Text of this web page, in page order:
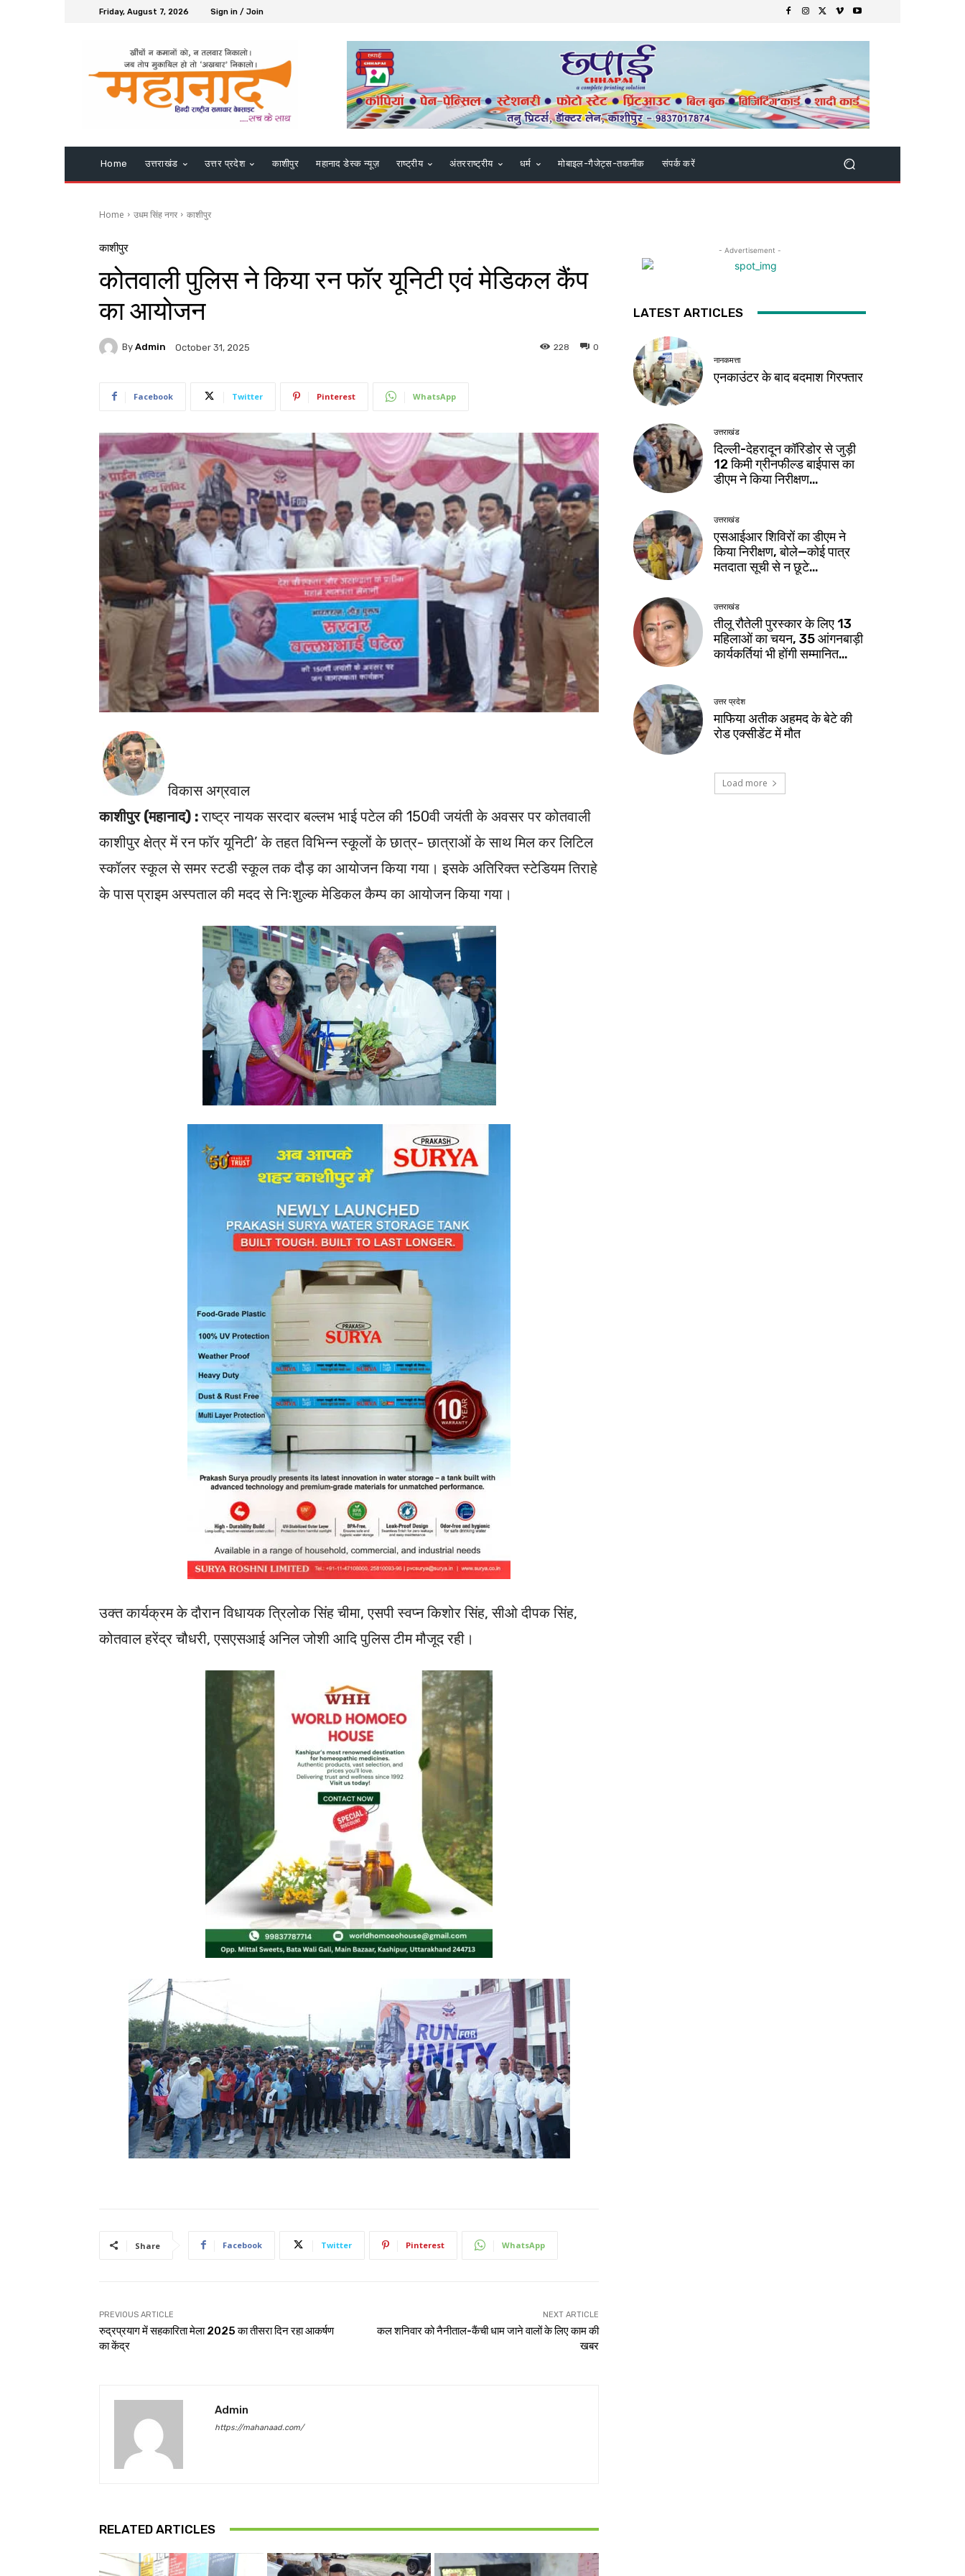
Friday, August 7, 2026 Sign in / Join
Home उत्तराखंड उत्तर प्रदेश काशीपुर महानाद डेस्क न्यूज़ राष्ट्रीय अंतरराष्ट्रीय धर्म मोबाइल-गैजेट्स-तकनीक संपर्क करें
Home उधम सिंह नगर काशीपुर
काशीपुर
कोतवाली पुलिस ने किया रन फॉर यूनिटी एवं मेडिकल कैंप
का आयोजन
By Admin October 31, 2025 0
228
Facebook Twitter Pinterest WhatsApp
विकास अग्रवाल
काशीपुर (महानाद) :राष्ट्र नायक सरदार बल्लभ भाई पटेल की 150वी जयंती के अवसर पर कोतवाली
काशीपुर क्षेत्र में रन फॉर यूनिटी’ के तहत विभिन्न स्कूलों के छात्र- छात्राओं के साथ मिल कर लिटिल
स्कॉलर स्कूल से समर स्टडी स्कूल तक दौड़ का आयोजन किया गया। इसके अतिरिक्त स्टेडियम तिराहे
के पास प्राइम अस्पताल की मदद से निःशुल्क मेडिकल कैम्प का आयोजन किया गया।
उक्त कार्यक्रम के दौरान विधायक त्रिलोक सिंह चीमा, एसपी स्वप्न किशोर सिंह, सीओ दीपक सिंह,
कोतवाल हरेंद्र चौधरी, एसएसआई अनिल जोशी आदि पुलिस टीम मौजूद रही।
Share Facebook Twitter Pinterest WhatsApp
PREVIOUS ARTICLE
रुद्रप्रयाग में सहकारिता मेला 2025 का तीसरा दिन रहा आकर्षण
का केंद्र
NEXT ARTICLE
कल शनिवार को नैनीताल-कैंची धाम जाने वालों के लिए काम की
खबर
Admin
https://mahanaad.com/
RELATED ARTICLES
- Advertisement -
LATEST ARTICLES
नानकमत्ता
एनकाउंटर के बाद बदमाश गिरफ्तार
उत्तराखंड
दिल्ली-देहरादून कॉरिडोर से जुड़ी
12 किमी ग्रीनफील्ड बाईपास का
डीएम ने किया निरीक्षण…
उत्तराखंड
एसआईआर शिविरों का डीएम ने
किया निरीक्षण, बोले—कोई पात्र
मतदाता सूची से न छूटे…
उत्तराखंड
तीलू रौतेली पुरस्कार के लिए 13
महिलाओं का चयन, 35 आंगनबाड़ी
कार्यकर्तियां भी होंगी सम्मानित…
उत्तर प्रदेश
माफिया अतीक अहमद के बेटे की
रोड एक्सीडेंट में मौत
Load more